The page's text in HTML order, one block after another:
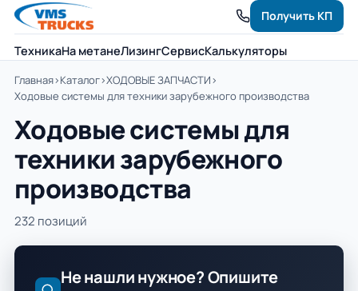
ТехникаНа метанеЛизингСервисКалькуляторы
Получить КП
Главная›Каталог›ХОДОВЫЕ ЗАПЧАСТИ›
Ходовые системы для техники зарубежного производства
Ходовые системы для
техники зарубежного
производства
232 позиций
Не нашли нужное? Опишите